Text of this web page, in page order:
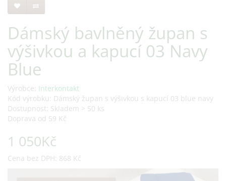
Dámský bavlněný župan s
výšivkou a kapucí 03 Navy
Blue
Výrobce: Interkontakt
Kód výrobku: Dámský župan s výšivkou s kapucí 03 blue navy
Dostupnost: Skladem > 50 ks
Doprava od 59 Kč
1 050Kč
Cena bez DPH: 868 Kč